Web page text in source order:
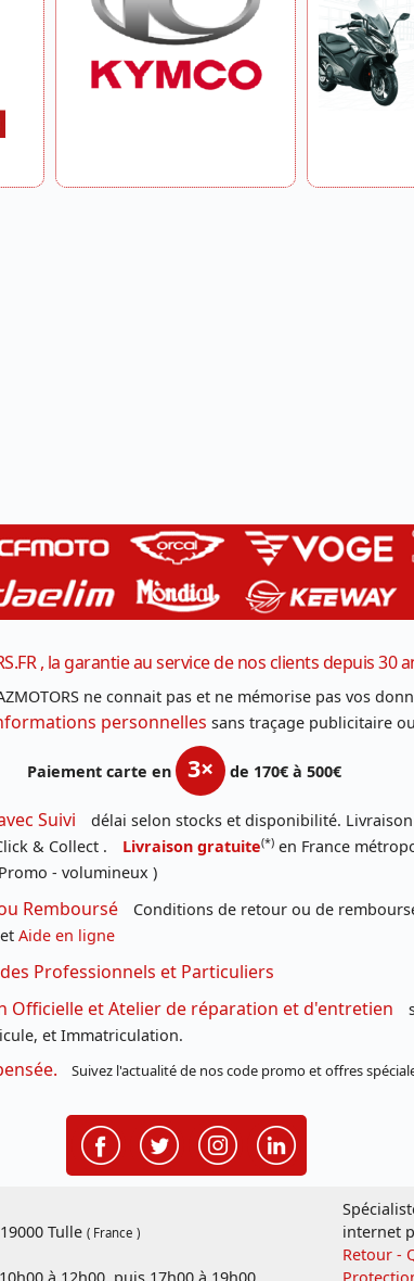
, la garantie au service de nos clients depuis 30
ne connait pas et ne mémorise pas vos
personnelles sans traçage publicitaire
Paiement carte en 3× de 170€ à 500€
Suivi
délai selon stocks et disponibilité.
& Collect .
Livraison gratuite(*) en France
- volumineux )
Remboursé
Conditions de retour ou de
et Aide en ligne
Professionnels et Particuliers
Officielle et Atelier de réparation et d'entretien
et Immatriculation.
Suivez l'actualité de nos code promo et offres
Tulle ( France )
internet
Retour -